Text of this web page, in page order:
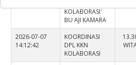
KOLABORASI'
BU AJI KAMARA
2026-07-07
14:12:42
KOORDINASI
DPL KKN
KOLABORASI